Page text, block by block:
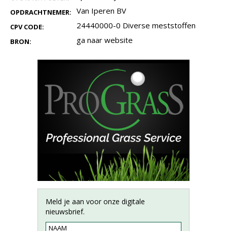
OPDRACHTNEMER: Van Iperen BV
CPV CODE: 24440000-0 Diverse meststoffen
BRON: ga naar website
Meld je aan voor onze digitale
nieuwsbrief.